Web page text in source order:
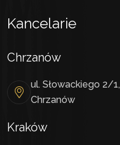
Kancelarie
Chrzanów
ul. Słowackiego 2/1,
Chrzanów
Kraków